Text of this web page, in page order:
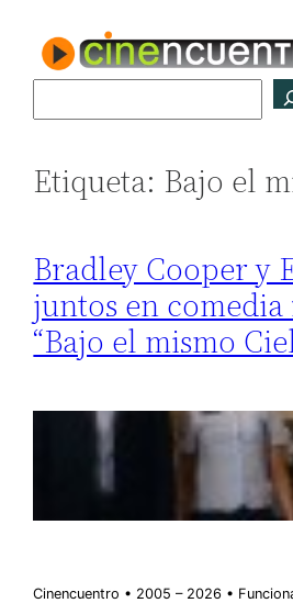
contenido
Etiqueta: Bajo el
Bradley Cooper y
juntos en
“Bajo el mismo
Cinencuentro • 2005 – 2026 •